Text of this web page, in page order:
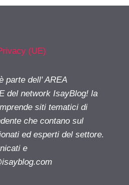
(UE)
parte dell' AREA
del network IsayBlog! la
siti tematici di
che contano sul
ed esperti del settore.
e